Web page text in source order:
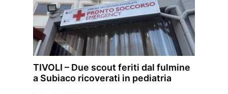
TIVOLI – Due scout feriti dal fulmine
a Subiaco ricoverati in pediatria